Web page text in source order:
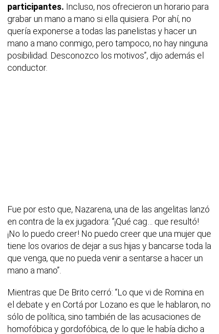
participantes. Incluso, nos ofrecieron un horario para
grabar un mano a mano si ella quisiera. Por ahí, no
quería exponerse a todas las panelistas y hacer un
mano a mano conmigo, pero tampoco, no hay ninguna
posibilidad. Desconozco los motivos”, dijo además el
conductor.
Fue por esto que, Nazarena, una de las angelitas lanzó
en contra de la ex jugadora: “¡Qué cag… que resultó!
¡No lo puedo creer! No puedo creer que una mujer que
tiene los ovarios de dejar a sus hijas y bancarse toda la
que venga, que no pueda venir a sentarse a hacer un
mano a mano”.
Mientras que De Brito cerró: “Lo que vi de Romina en
el debate y en Cortá por Lozano es que le hablaron, no
sólo de política, sino también de las acusaciones de
homofóbica y gordofóbica, de lo que le había dicho a